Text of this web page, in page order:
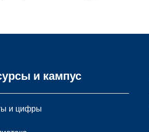
и кампус
и цифры